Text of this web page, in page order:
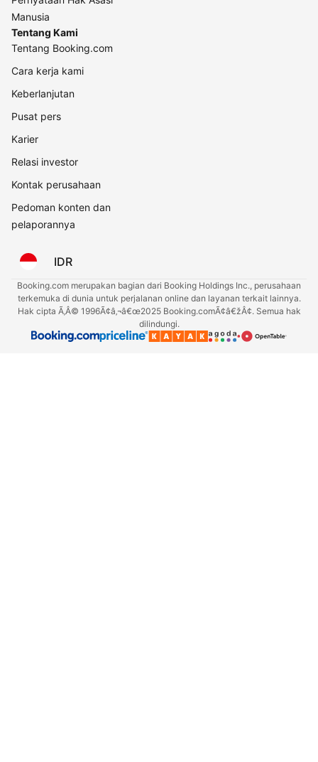
Manusia
Tentang Kami
Tentang Booking.com
Cara kerja kami
Keberlanjutan
Pusat pers
Karier
Relasi investor
Kontak perusahaan
Pedoman konten dan
pelaporannya
IDR
Booking.com merupakan bagian dari Booking Holdings Inc., perusahaan
terkemuka di dunia untuk perjalanan online dan layanan terkait lainnya.
Hak cipta Ã‚Â© 1996Ã¢â‚¬â€œ2025 Booking.comÃ¢â€žÂ¢. Semua hak
dilindungi.